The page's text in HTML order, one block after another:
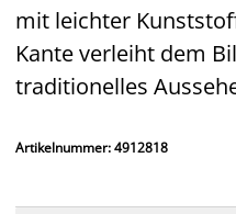
mit leichter
Kante verleiht dem
traditionelles
Artikelnummer: 4912818